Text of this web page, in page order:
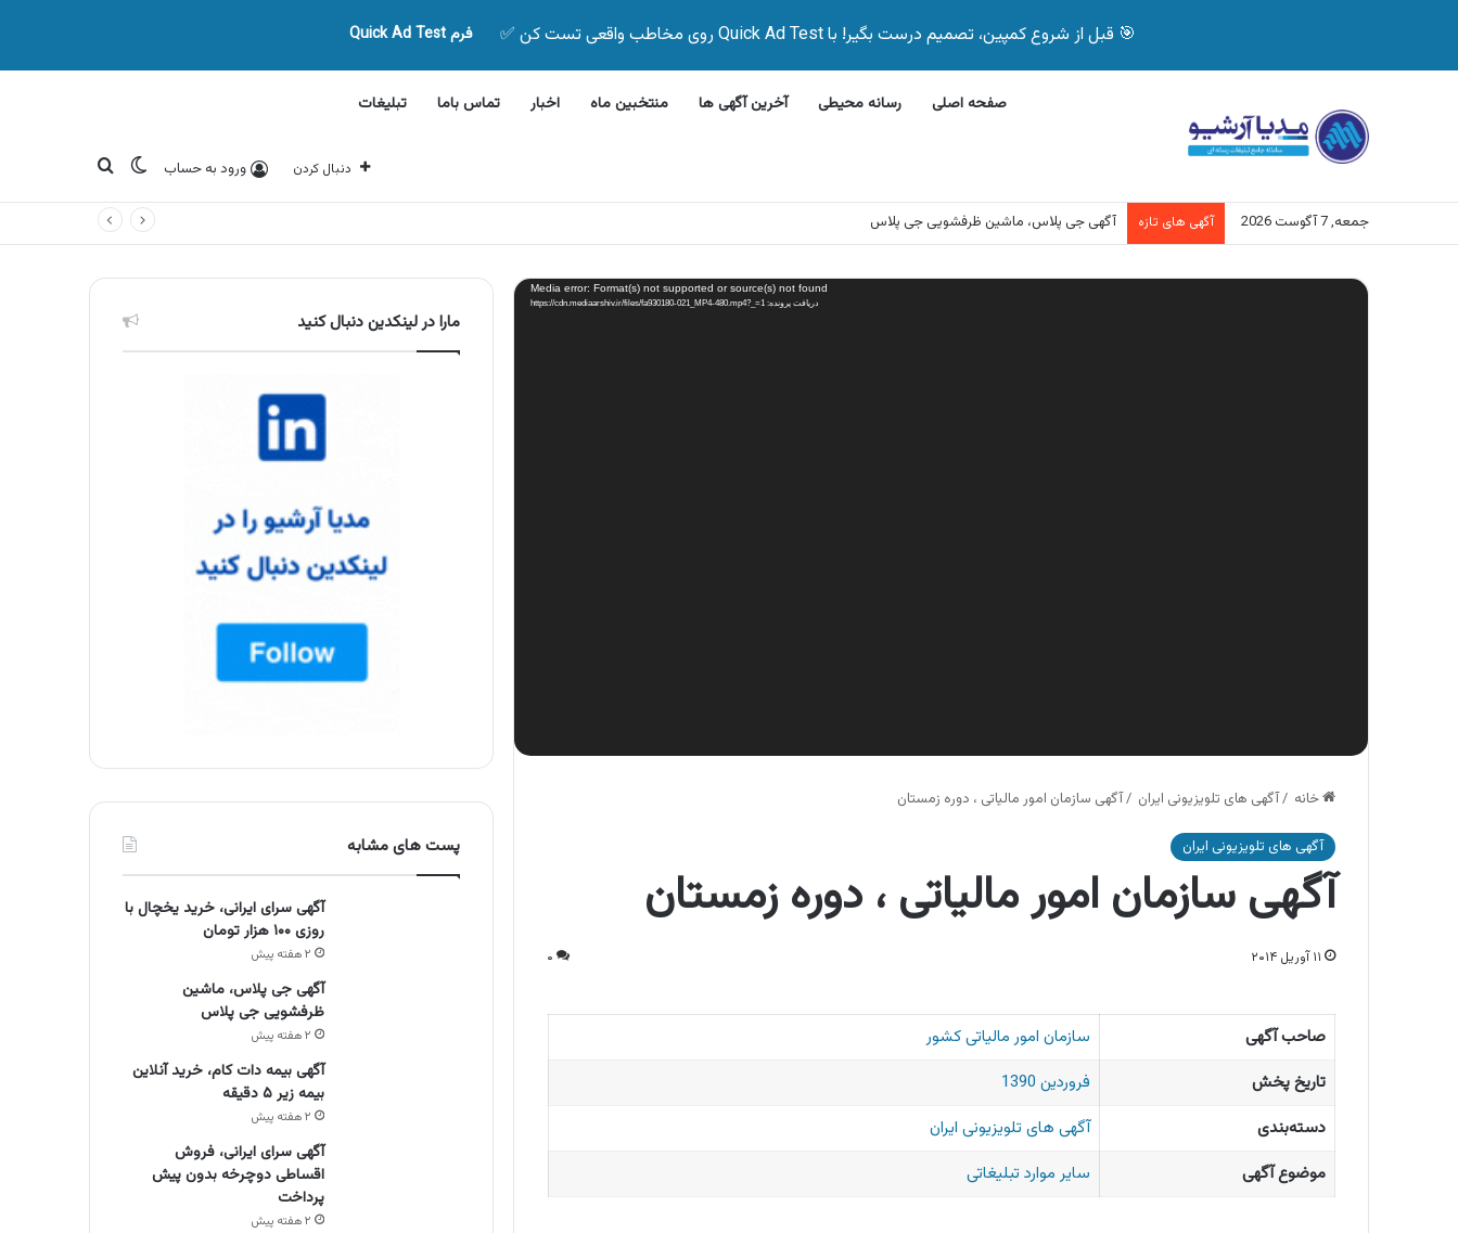
🎯 قبل از شروع کمپین، تصمیم درست بگیر! با Quick Ad Test روی مخاطب واقعی تست کن ✅ فرم Quick Ad Test
صفحه اصلی رسانه محیطی آخرین آگهی ها منتخبین ماه اخبار تماس باما تبلیغات
دنبال کردن ورود به حساب تغییر پوسته
جستجو برای
جمعه, 7 آگوست 2026 آگهی های تازه آگهی جی پلاس، ماشین ظرفشویی جی پلاس
نمایشگر
ویدیو Media error: Format(s) not supported or source(s) not found
دریافت پرونده: https://cdn.mediaarshiv.ir/files/fa930180-021_MP4-480.mp4?_=1
خانه /آگهی های تلویزیونی ایران /آگهی سازمان امور مالیاتی ، دوره زمستان
آگهی های تلویزیونی ایران
آگهی سازمان امور مالیاتی ، دوره زمستان
۱۱ آوریل ۲۰۱۴ ۰
صاحب آگهی
سازمان امور مالیاتی کشور
تاریخ پخش
فروردین 1390
دسته‌بندی
آگهی های تلویزیونی ایران
موضوع آگهی
سایر موارد تبلیغاتی
مارا در لینکدین دنبال کنید
پست های مشابه
آگهی سرای ایرانی، خرید یخچال با
روزی ۱۰۰ هزار تومان
۲ هفته پیش
آگهی جی پلاس، ماشین
ظرفشویی جی پلاس
۲ هفته پیش
آگهی بیمه دات کام، خرید آنلاین
بیمه زیر ۵ دقیقه
۲ هفته پیش
آگهی سرای ایرانی، فروش
اقساطی دوچرخه بدون پیش
پرداخت
۲ هفته پیش